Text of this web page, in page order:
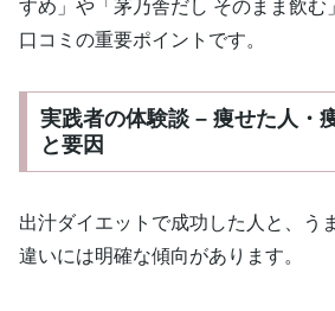
すめ」や「茅乃舎だし そのまま飲む
口コミの重要ポイントです。
実践者の体験談 – 痩せた人・
と要因
出汁ダイエットで成功した人と、う
違いには明確な傾向があります。